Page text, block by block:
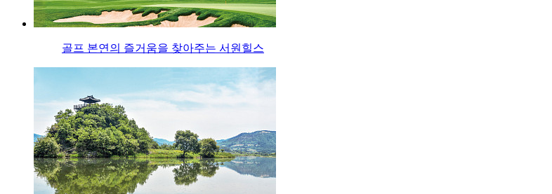
골프 본연의 즐거움을 찾아주는 서원힐스